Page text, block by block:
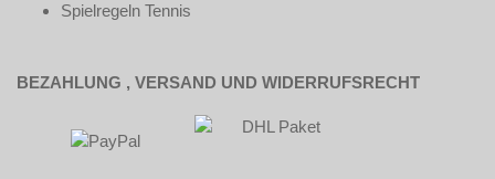
Spielregeln Tennis
BEZAHLUNG , VERSAND UND WIDERRUFSRECHT